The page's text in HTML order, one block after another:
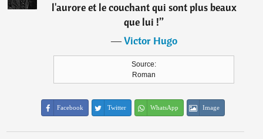
l'aurore et le couchant qui sont plus beaux
que lui !”
―Victor Hugo
Source:
Roman
Facebook Twitter WhatsApp Image